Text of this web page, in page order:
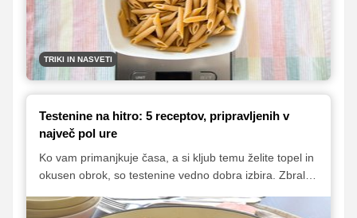
katerim boste vedno zadeli pravo količino.
TRIKI IN NASVETI
Testenine na hitro: 5 receptov, pripravljenih v
največ pol ure
Ko vam primanjkuje časa, a si kljub temu želite topel in
okusen obrok, so testenine vedno dobra izbira. Zbrali
največ pol ure in so popolni za hitro kosilo ali večerjo